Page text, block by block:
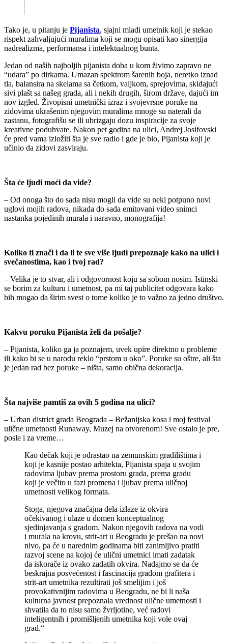
Tako je, u pitanju je Pijanista, sjajni mladi umetnik koji je stekao
rispekt zahvaljujući muralima koji se mogu opisati kao sinergija
nadrealizma, performansa i intelektualnog bunta.
Jedan od naših najboljih pijanista doba u kom živimo zapravo ne
“udara” po dirkama. Umazan spektrom šarenih boja, neretko iznad
tla, balansira na skelama sa četkom, valjkom, sprejovima, skidajući
sivi plašt sa našeg grada, ali i nekih drugih, širom države, dajući im
nov izgled. Živopisni umetnički izraz i svojevrsne poruke na
zidovima ukrašenim njegovim muralima mnoge su naterali da
zastanu, fotografišu se ili ubrizgaju dozu inspiracije za svoje
kreativne poduhvate. Nakon pet godina na ulici, Andrej Josifovski
će pred vama izložiti šta je sve radio i gde je bio, Pijanista koji je
učinio da zidovi zasviraju.
Šta će ljudi moći da vide?
– Od onoga što do sada nisu mogli da vide su neki potpuno novi
uglovi mojih radova, nikada do sada emitovani video snimci
nastanka pojedinih murala i naravno, monografija!
Koliko ti znači i da li te sve više ljudi prepoznaje kako na ulici i
svečanostima, kao i tvoj rad?
– Velika je to stvar, ali i odgovornost koju sa sobom nosim. Istinski
se borim za kulturu i umetnost, pa mi taj publicitet odgovara kako
bih mogao da širim svest o tome koliko je to važno za jedno društvo.
Kakvu poruku Pijanista želi da pošalje?
– Pijanista, koliko ga ja poznajem, uvek upire direktno u probleme
ili kako bi se u narodu reklo “prstom u oko”. Poruke su oštre, ali šta
je jedan rad bez poruke – ništa, samo obična dekoracija.
Šta najviše pamtiš za ovih 5 godina na ulici?
– Urban district grada Beograda – Bežanijska kosa i moj festival
ulične umetnosti Runaway, Muzej na otvorenom! Sve ostalo je pre,
posle i za vreme…
Кao dečak koji je odrastao na zemunskim gradilištima i
koji je kasnije postao arhitekta, Pijanista spaja u svojim
radovima ljubav prema prostoru grada, prema gradu
koji je večito u fazi promena i ljubav prema uličnoj
umetnosti velikog formata.
Stoga, njegova značajna dela izlaze iz okvira
očekivanog i ulaze u domen konceptualnog
sjedinjavanja s gradom. Nakon njegovih radova na vodi
i murala na krovu, strit-art u Beogradu je prešao na novi
nivo, pa će u narednim godinama biti zanimljivo pratiti
razvoj scene na kojoj će ulični umetnici imati zadatak
da iskorače iz ovako zadatih okvira. Nadajmo se da će
beskrajna posvećenost i fascinacija gradom grafitera i
strit-art umetnika rezultirati još smelijim i još
provokativnijim radovima u Beogradu, ne bi li naša
kulturna javnost prepoznala vrednost ulične umetnosti i
shvatila da to nisu samo žvrljotine, već radovi
inteligentnih i promišljenih umetnika koji vole ovaj
grad.“